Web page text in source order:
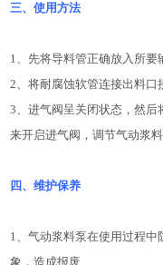
三、使用方法
1、先将导料管正确放入所要
2、将耐腐蚀软管连接出料口
3、进气阀呈关闭状态，然
来开启进气阀，调节气动浆
四、维护保养
1、气动浆料泵在使用过程
象，造成报废